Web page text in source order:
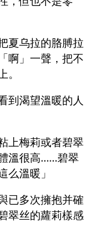
夏乌拉的胳膊拉
啊」一聲，把不
到渴望溫暖的人
上梅莉或者碧翠
溫很高……碧翠
么溫暖」
已多次擁抱并確
翠丝的蘿莉樣感